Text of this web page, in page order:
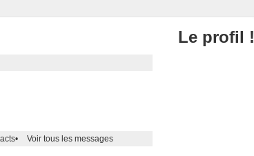
Le profil !
• Voir tous les messages